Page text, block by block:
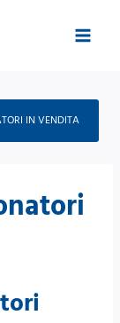
IN VENDITA